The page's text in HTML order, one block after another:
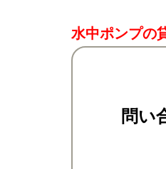
水中ポンプの
問い